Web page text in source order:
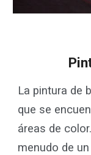
P
La pintura de
que se
áreas de
menudo de